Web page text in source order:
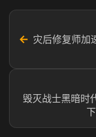
← 灾后修复师加
毁灭战士黑暗时